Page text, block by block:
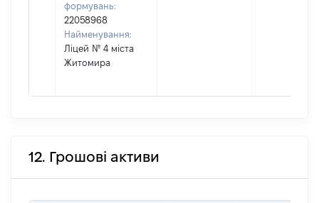
формувань:
22058968
Найменування:
Ліцей № 4 міста
Житомира
12. Грошові активи